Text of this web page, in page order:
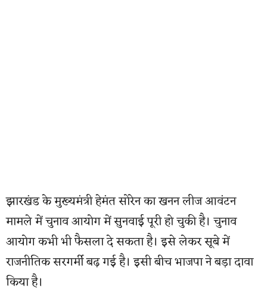
झारखंड के मुख्यमंत्री हेमंत सोरेन का खनन लीज आवंटन
मामले में चुनाव आयोग में सुनवाई पूरी हो चुकी है। चुनाव
आयोग कभी भी फैसला दे सकता है। इसे लेकर सूबे में
राजनीतिक सरगर्मी बढ़ गई है। इसी बीच भाजपा ने बड़ा दावा
किया है।